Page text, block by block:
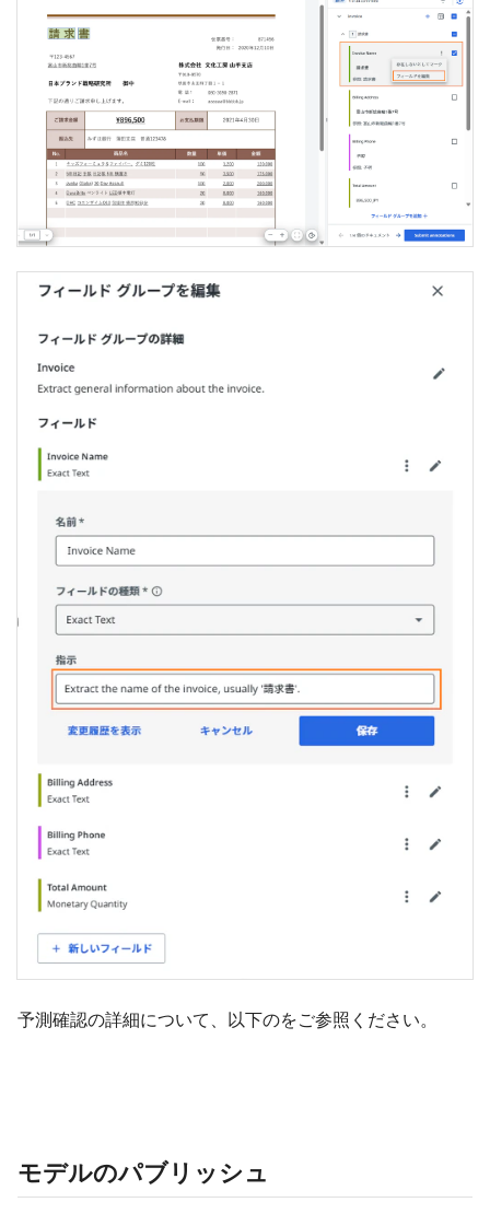
予測確認の詳細について、以下のをご参照ください。
モデルのパブリッシュ